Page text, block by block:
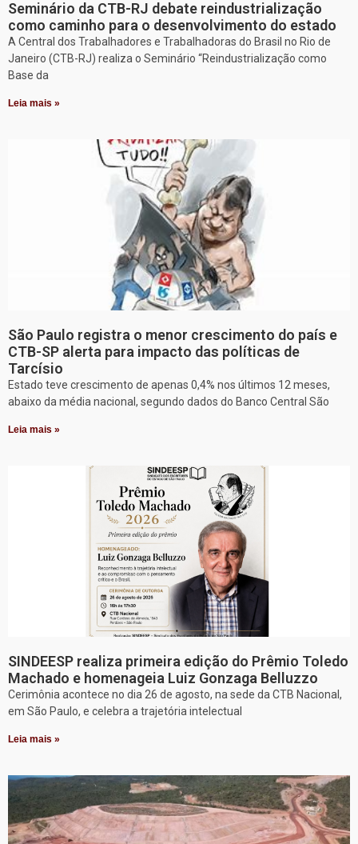
Seminário da CTB-RJ debate reindustrialização
como caminho para o desenvolvimento do estado
A Central dos Trabalhadores e Trabalhadoras do Brasil no Rio de
Janeiro (CTB-RJ) realiza o Seminário “Reindustrialização como
Base da
Leia mais »
São Paulo registra o menor crescimento do país e
CTB-SP alerta para impacto das políticas de
Tarcísio
Estado teve crescimento de apenas 0,4% nos últimos 12 meses,
abaixo da média nacional, segundo dados do Banco Central São
Leia mais »
SINDEESP realiza primeira edição do Prêmio Toledo
Machado e homenageia Luiz Gonzaga Belluzzo
Cerimônia acontece no dia 26 de agosto, na sede da CTB Nacional,
em São Paulo, e celebra a trajetória intelectual
Leia mais »